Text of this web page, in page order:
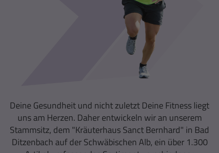
Deine Gesundheit und nicht zuletzt Deine Fitness liegt
uns am Herzen. Daher entwickeln wir an unserem
Stammsitz, dem "Kräuterhaus Sanct Bernhard" in Bad
Ditzenbach auf der Schwäbischen Alb, ein über 1.300